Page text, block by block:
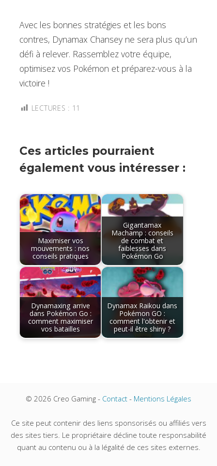
Avec les bonnes stratégies et les bons
contres, Dynamax Chansey ne sera plus qu’un
défi à relever. Rassemblez votre équipe,
optimisez vos Pokémon et préparez-vous à la
victoire !
LECTURES : 11
Ces articles pourraient
également vous intéresser :
Maximiser vos
mouvements : nos
conseils pratiques
Gigantamax
Machamp : conseils
de combat et
faiblesses dans
Pokémon Go
Dynamaxing arrive
dans Pokémon Go :
comment maximiser
vos batailles
Dynamax Raikou dans
Pokémon GO :
comment l'obtenir et
peut-il être shiny ?
© 2026 Creo Gaming - Contact - Mentions Légales
Ce site peut contenir des liens sponsorisés ou affiliés vers
des sites tiers. Le propriétaire décline toute responsabilité
quant au contenu ou à la légalité de ces sites externes.